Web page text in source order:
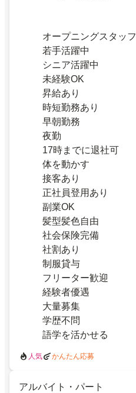
オープニングスタッフ
若手活躍中
シニア活躍中
未経験OK
昇給あり
時短勤務あり
早朝勤務
夜勤
17時までに退社可
体を動かす
接客あり
正社員登用あり
副業OK
髪型髪色自由
社会保険完備
社割あり
制服貸与
フリーター歓迎
経験者優遇
大量募集
学歴不問
語学を活かせる
人気 かんたん応募
アルバイト・パート